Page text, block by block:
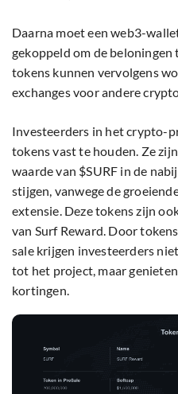
Daarna moet een web3-
gekoppeld om de beloningen
tokens kunnen vervolgens
exchanges voor andere
Investeerders in het crypto-
tokens vast te houden. Ze
waarde van $SURF in de
stijgen, vanwege de
extensie. Deze tokens zijn
van Surf Reward. Door
sale krijgen investeerders
tot het project, maar
kortingen.